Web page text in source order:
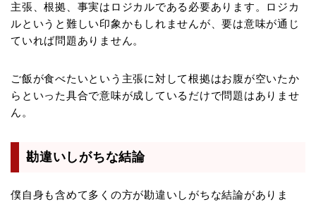
主張、根拠、事実はロジカルである必要あります。ロジカ
ルというと難しい印象かもしれませんが、要は意味が通じ
ていれば問題ありません。
ご飯が食べたいという主張に対して根拠はお腹が空いたか
らといった具合で意味が成しているだけで問題はありませ
ん。
勘違いしがちな結論
僕自身も含めて多くの方が勘違いしがちな結論がありま